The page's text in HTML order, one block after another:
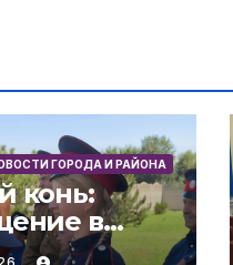
ГОРОДА И РАЙОНА
конь:
в
В слободе